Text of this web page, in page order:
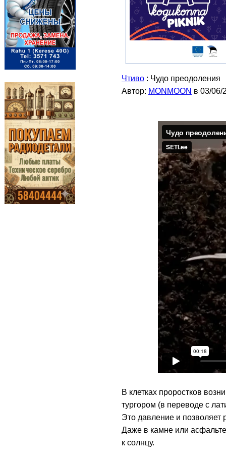
Чтиво : Чудо преодоления
Автор: MONMOON в 03/06/
В клетках проростков
тургором (в переводе с
Это давление и позволяет
Даже в камне или
к солнцу.